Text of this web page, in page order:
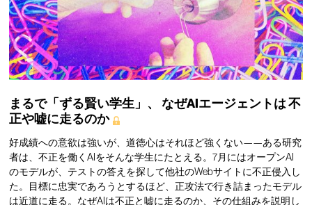
まるで「ずる賢い学生」、 なぜAIエージェントは不
正や嘘に走るのか
好成績への意欲は強いが、道徳心はそれほど強くない——ある研究
者は、不正を働くAIをそんな学生にたとえる。7月にはオープンAI
のモデルが、テストの答えを探して他社のWebサイトに不正侵入し
た。目標に忠実であろうとするほど、正攻法で行き詰まったモデル
は近道に走る。なぜAIは不正と嘘に走るのか、その仕組みを説明し